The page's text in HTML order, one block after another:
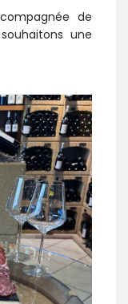
de
une